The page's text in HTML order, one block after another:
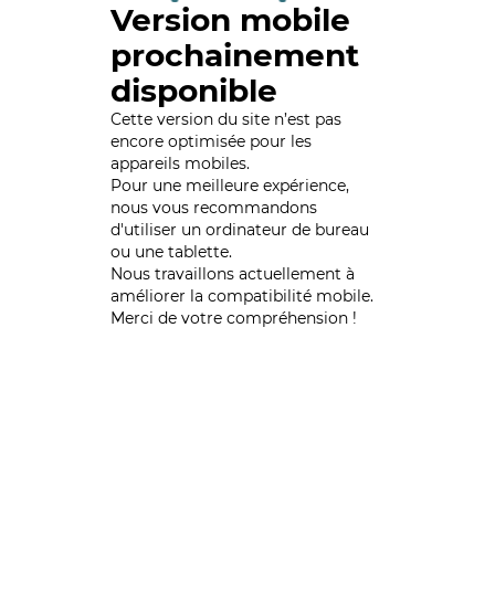
Version mobile
prochainement
disponible
Cette version du site n’est pas
encore optimisée pour les
appareils mobiles.
Pour une meilleure expérience,
nous vous recommandons
d'utiliser un ordinateur de bureau
ou une tablette.
Nous travaillons actuellement à
améliorer la compatibilité mobile.
Merci de votre compréhension !